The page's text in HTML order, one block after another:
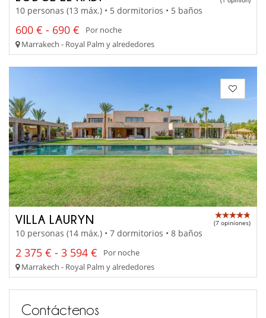
10 personas (13 máx.) • 5 dormitorios • 5 baños
600 € - 690 €
Por noche
Marrakech - Royal Palm y alrededores
VILLA LAURYN (7 opiniones)
10 personas (14 máx.) • 7 dormitorios • 8 baños
2 375 € - 3 594 €
Por noche
Marrakech - Royal Palm y alrededores
Contáctenos